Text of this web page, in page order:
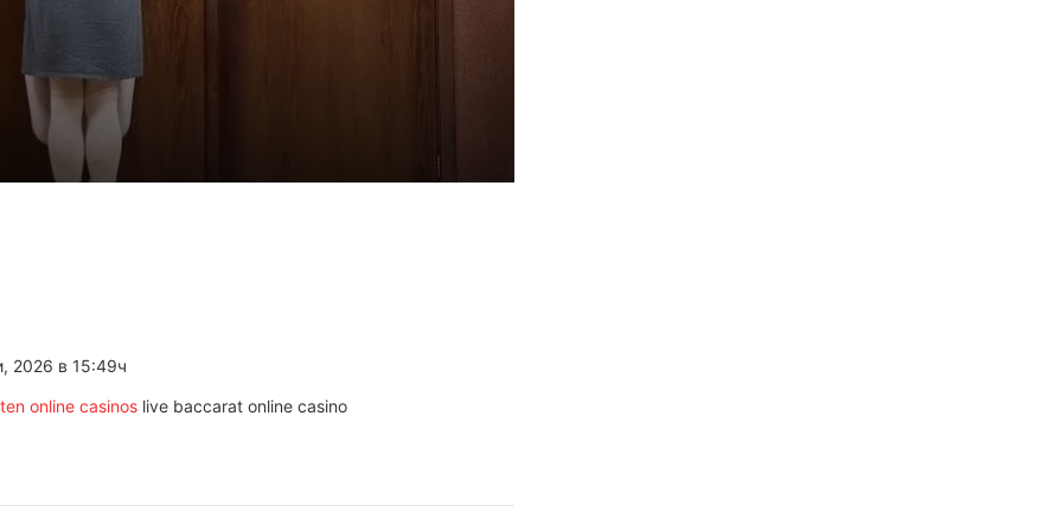
в съда
в Пловдивско за месец
(07.08– 13.08)
2026 в 15:49ч
online casinos live baccarat online casino